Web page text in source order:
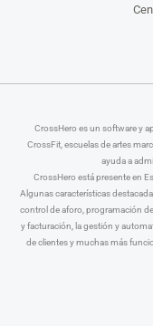
CrossHero es un software y
CrossFit, escuelas de artes
ayuda a
CrossHero está presente en
Algunas características
control de aforo, programación
y facturación, la gestión y
de clientes y muchas más